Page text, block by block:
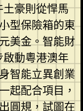
豪則從悍馬
型保險箱的東
美金。智能財
動粵港澳年
智能立異創業
起配合項目，
圓規，試圖在